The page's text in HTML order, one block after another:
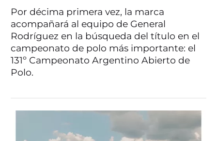
Por décima primera vez, la marca
acompañará al equipo de General
Rodríguez en la búsqueda del título en el
campeonato de polo más importante: el
131º Campeonato Argentino Abierto de
Polo.